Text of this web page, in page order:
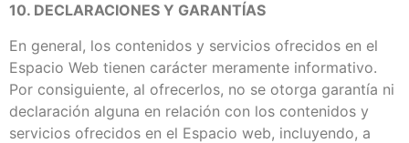
10. DECLARACIONES Y GARANTÍAS
En general, los contenidos y servicios ofrecidos en el
Espacio Web tienen carácter meramente informativo.
Por consiguiente, al ofrecerlos, no se otorga garantía ni
declaración alguna en relación con los contenidos y
servicios ofrecidos en el Espacio web, incluyendo, a